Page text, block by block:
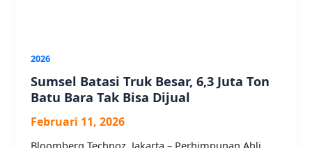
2026
Sumsel Batasi Truk Besar, 6,3 Juta Ton
Batu Bara Tak Bisa Dijual
Februari 11, 2026